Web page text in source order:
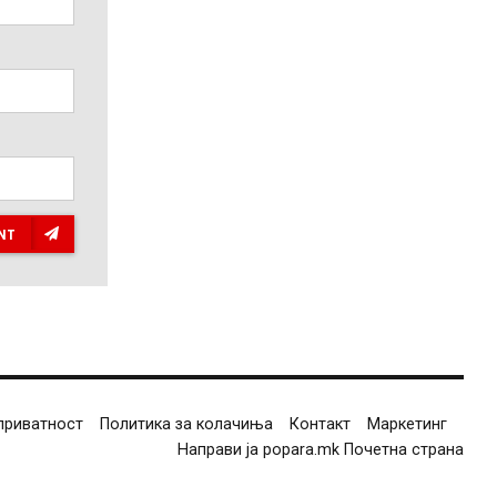
Политика за колачиња Контакт
Маркетинг
Направи ја popara.mk Почетна страна